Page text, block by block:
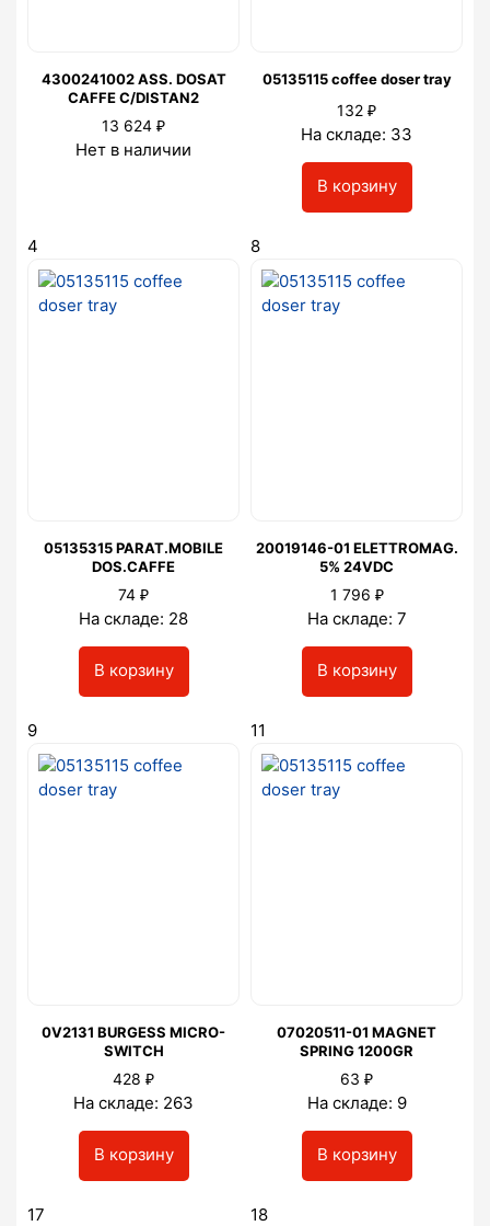
4300241002 ASS. DOSAT
CAFFE C/DISTAN2
13 624 ₽
Нет в наличии
05135115 coffee doser tray
132 ₽
На складе: 33
В корзину
4
05135315 PARAT.MOBILE
DOS.CAFFE
74 ₽
На складе: 28
В корзину
8
20019146-01 ELETTROMAG.
5% 24VDC
1 796 ₽
На складе: 7
В корзину
9
0V2131 BURGESS MICRO-
SWITCH
428 ₽
На складе: 263
В корзину
11
07020511-01 MAGNET
SPRING 1200GR
63 ₽
На складе: 9
В корзину
17 18